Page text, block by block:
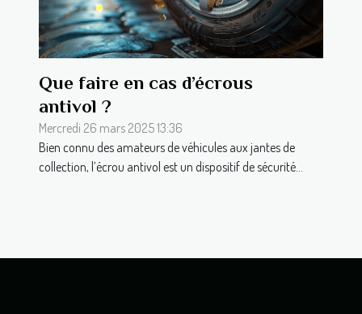
Que faire en cas d’écrous
antivol ?
Mercredi 26 mars 2025 13:36
Bien connu des amateurs de véhicules aux jantes de
collection, l’écrou antivol est un dispositif de sécurité...